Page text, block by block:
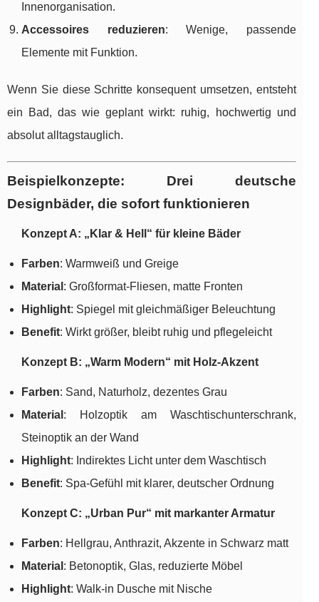
Innenorganisation.
Accessoires reduzieren: Wenige, passende
Elemente mit Funktion.
Wenn Sie diese Schritte konsequent umsetzen, entsteht
ein Bad, das wie geplant wirkt: ruhig, hochwertig und
absolut alltagstauglich.
Beispielkonzepte: Drei deutsche
Designbäder, die sofort funktionieren
Konzept A: „Klar & Hell“ für kleine Bäder
Farben: Warmweiß und Greige
Material : Großformat-Fliesen, matte Fronten
Highlight: Spiegel mit gleichmäßiger Beleuchtung
Benefit: Wirkt größer, bleibt ruhig und pflegeleicht
Konzept B: „Warm Modern“ mit Holz-Akzent
Farben: Sand, Naturholz, dezentes Grau
Material : Holzoptik am Waschtischunterschrank,
Steinoptik an der Wand
Highlight: Indirektes Licht unter dem Waschtisch
Benefit: Spa-Gefühl mit klarer, deutscher Ordnung
Konzept C: „Urban Pur“ mit markanter Armatur
Farben: Hellgrau, Anthrazit, Akzente in Schwarz matt
Material : Betonoptik, Glas, reduzierte Möbel
Highlight: Walk-in Dusche mit Nische